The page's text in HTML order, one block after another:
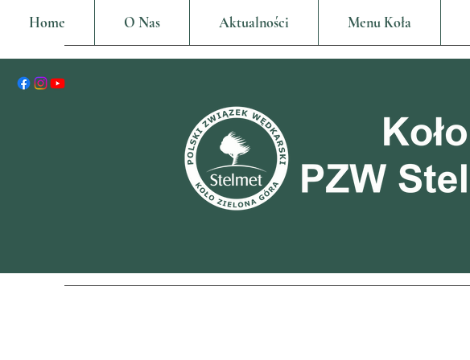
Home O Nas Aktualności Menu Koła